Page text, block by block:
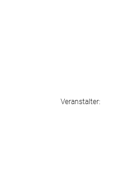
Veranstalter: